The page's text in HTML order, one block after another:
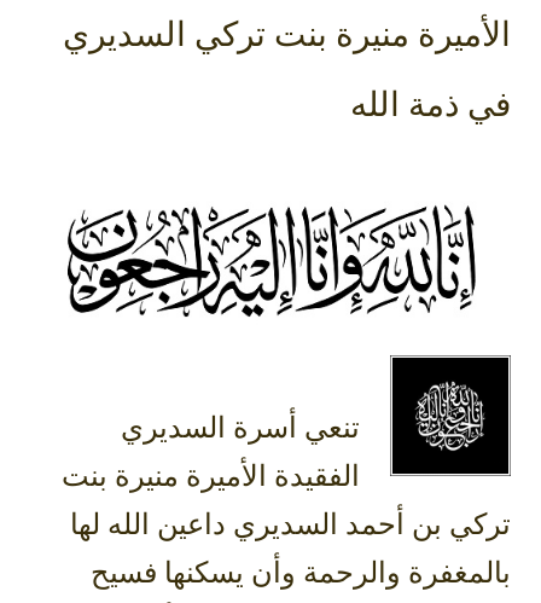
الأميرة منيرة بنت تركي السديري
في ذمة الله
‏تنعي أسرة السديري
الفقيدة الأميرة منيرة بنت
تركي بن أحمد ‎السديري داعين الله لها
بالمغفرة والرحمة وأن يسكنها فسيح